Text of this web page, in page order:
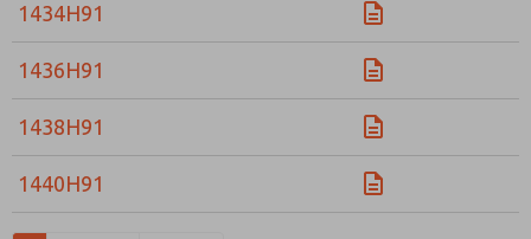
1434H91
1436H91
1438H91
1440H91